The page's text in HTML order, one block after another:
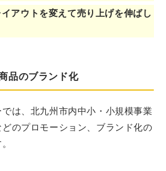
アウトを変えて売り上げを伸ばし
品のブランド化
は、北九州市内中小・小規模事業
のプロモーション、ブランド化の